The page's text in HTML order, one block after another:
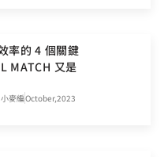
率的 4 個關鍵
MATCH 又是
小麥編October,2023